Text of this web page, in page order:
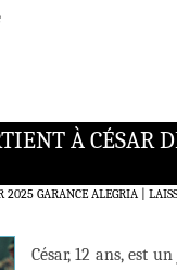
À CÉSAR
2025 GARANCE ALEGRIA
César, 12 ans, est